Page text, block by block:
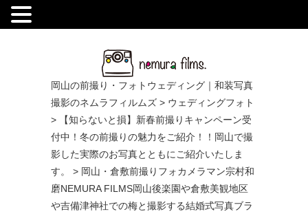
岡山の前撮り・フォトウェディング｜和装写真
撮影のネムラフィルムズ > ウェディングフォト
>
【知らないと損】新春前撮りキャンペーン受
付中！冬の前撮りの魅力をご紹介！！岡山で撮
影した実際のお写真とともにご紹介いたしま
す。
> 岡山・倉敷前撮りフォカメラマン宗村和
磨NEMURA FILMS岡山後楽園や倉敷美観地区
や吉備津神社での梅と撮影する結婚式写真ブラ